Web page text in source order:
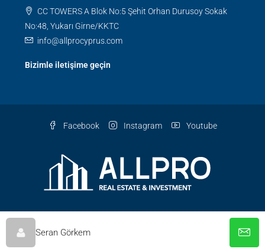
Seran Görkem
CC TOWERS A Blok No:5 Şehit Orhan Durusoy Sokak
No:48, Yukarı Girne/KKTC
info@allprocyprus.com
Bizimle iletişime geçin
Facebook Instagram Youtube
© AllPro Cyprus - Tüm Hakları Saklıdır